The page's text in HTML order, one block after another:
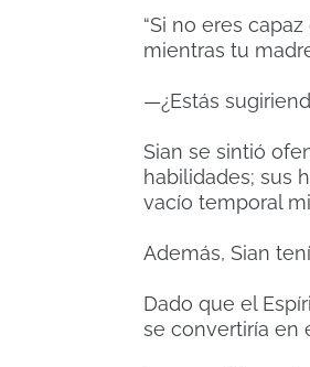
“Si no eres
mientras tu
—¿Estás
Sian se sintió
habilidades; sus
vacío temporal
Además, Sian
Dado que el
se convertiría en